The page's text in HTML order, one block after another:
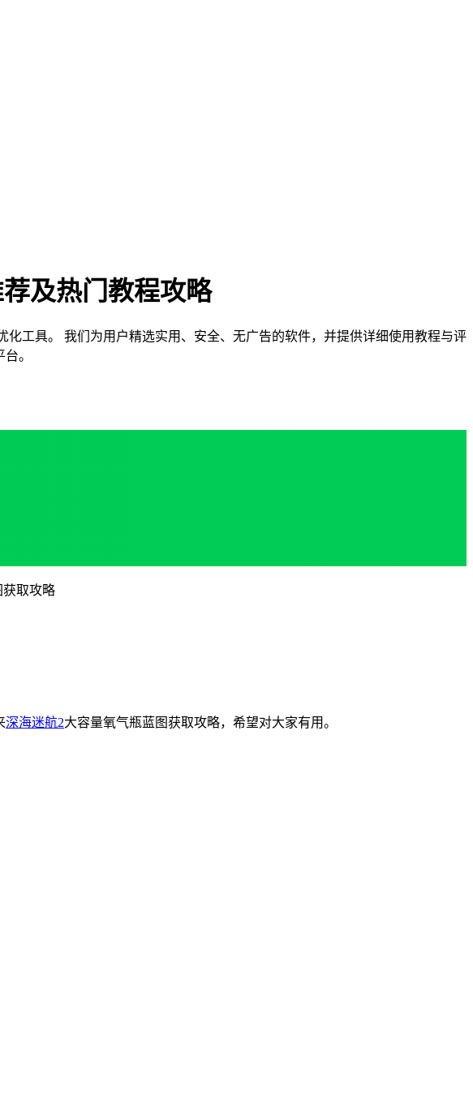
及热门教程攻略
工具。 我们为用户精选实用、安全、无广告的软件，并提供详细使用教程与评
。
获取攻略
深海迷航2大容量氧气瓶蓝图获取攻略，希望对大家有用。